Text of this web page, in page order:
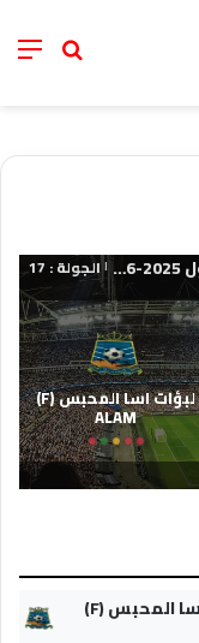
خانة
البطولة الاحترافية النسوية - القسم الاول 2025-2026 | الجولة : 17
لبؤات اسا المحبس (F)
ALAM
لبؤات اسا المحبس (F)